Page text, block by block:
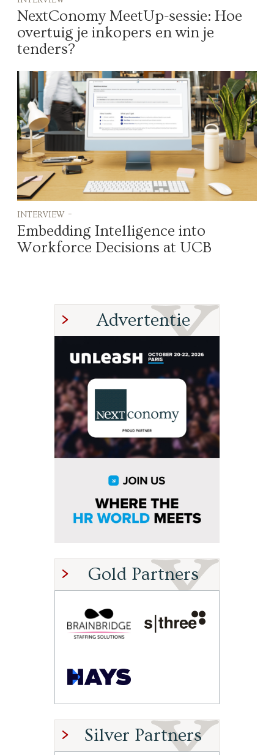
NextConomy MeetUp-sessie: Hoe
overtuig je inkopers en win je
tenders?
interview -
Embedding Intelligence into
Workforce Decisions at UCB
Advertentie
Gold Partners
Silver Partners